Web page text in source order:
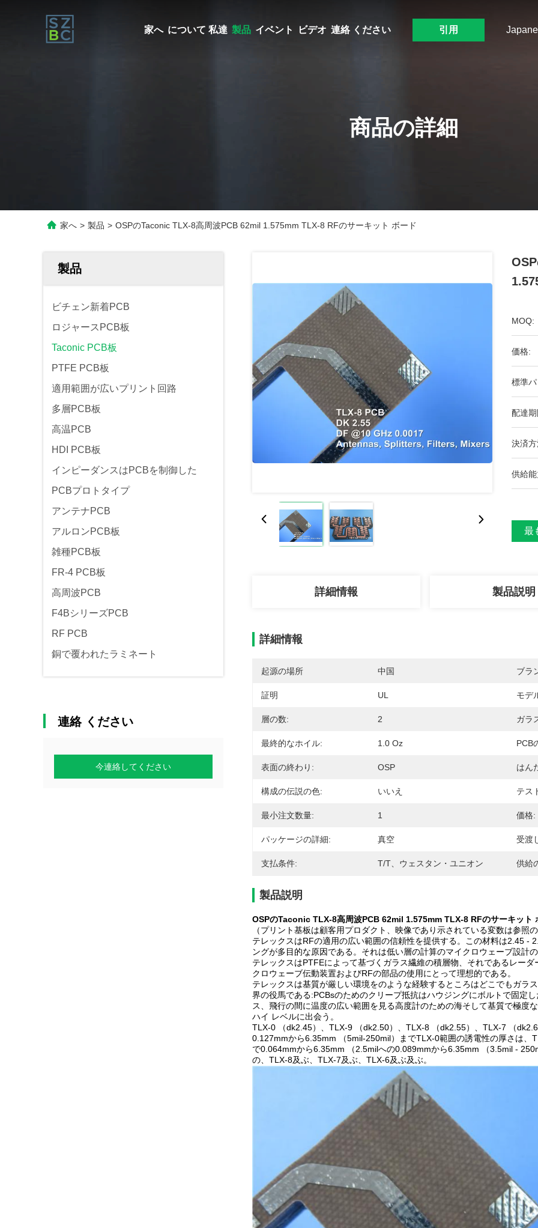
家へ について 私達 製品 イベント ビデオ 連絡 ください 引用
商品の詳細
家へ > 製品 > OSPのTaconic TLX-8高周波PCB 62mil 1.575mm TLX-8 RFのサーキット ボード
製品
ビチェン新着PCB
ロジャースPCB板
Taconic PCB板
PTFE PCB板
適用範囲が広いプリント回路
多層PCB板
高温PCB
HDI PCB板
インピーダンスはPCBを制御した
PCBプロトタイプ
アンテナPCB
アルロンPCB板
雑種PCB板
FR-4 PCB板
高周波PCB
F4BシリーズPCB
RF PCB
銅で覆われたラミネート
連絡 ください
今連絡してください
MOQ:
価格:
標準
配達
決済
供給
最
詳細情報 製品説明
詳細情報
起源の場所 中国 ブラ
証明 UL モデ
層の数: 2 ガラ
最終的なホイル: 1.0 Oz PCB
表面の終わり: OSP はん
構成の伝説の色: いいえ テス
最小注文数量: 1 価格:
パッケージの詳細: 真空 受渡
支払条件: T/T、ウェスタン・ユニオン 供給
製品説明
OSPのTaconic TLX-8高周波PCB 62mil 1.575mm TLX-8 RFのサーキット
（プリント基板は顧客用プロダクト、映像であり示されている変数は参照
テレックスはRFの適用の広い範囲の信頼性を提供する。この材料は2.45 -
ングが多目的な原因である。それは低い層の計算のマイクロウェーブ設計
テレックスはPTFEによって基づくガラス繊維の積層物、それであるレー
クロウェーブ伝動装置およびRFの部品の使用にとって理想的である。
テレックスは基質が厳しい環境をのような経験するところはどこでもガラ
界の役馬である:PCBsのためのクリープ抵抗はハウジングにボルトで固定
ス、飛行の間に温度の広い範囲を見る高度計のための海そして基質で極度
ハイ レベルに出会う。
TLX-0 （dk2.45）、TLX-9 （dk2.50）、TLX-8 （dk2.55）、TLX-7 （
0.127mmから6.35mm （5mil-250mil）までTLX-0範囲の誘電性の厚さは
で0.064mmから6.35mm （2.5milへの0.089mmから6.35mm （3.5mil -
の、TLX-8及ぶ、TLX-7及ぶ、TLX-6及ぶ及ぶ。